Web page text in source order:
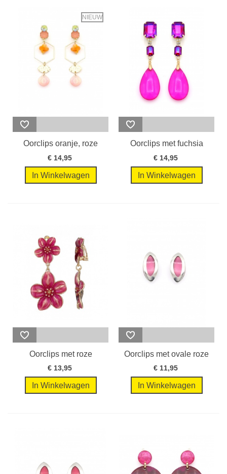
NIEUW
Oorclips oranje, roze
en...
€ 14,95
In Winkelwagen
Oorclips met fuchsia
druppel...
€ 14,95
In Winkelwagen
Oorclips met roze
bloemen en...
€ 13,95
In Winkelwagen
Oorclips met ovale roze
cat eye...
€ 11,95
In Winkelwagen